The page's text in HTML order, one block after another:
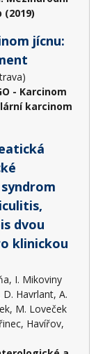
jícnu:
- Karcinom
karcinom
dvou
klinickou
I. Mikoviny
Havrlant, A.
M. Loveček
Havířov,